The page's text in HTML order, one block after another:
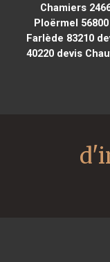
Chamiers
Ploërmel 56800
Farlède 83210
40220devis